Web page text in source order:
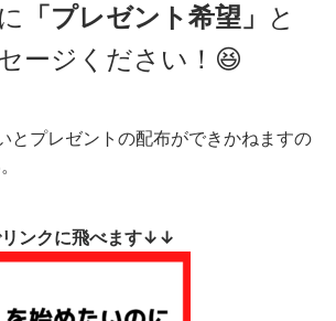
「プレゼント希望」 と
ージください！😆
とプレゼントの配布ができかねますの
ンクに飛べます↓↓